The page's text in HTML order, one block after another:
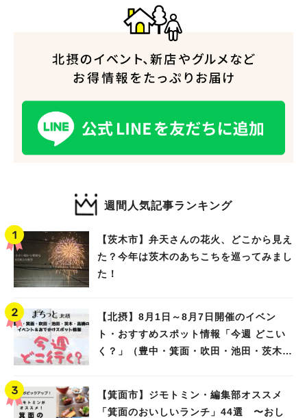
週間人気記事ランキング
【茨木市】弁天さんの花火、どこから見え
た？今年は茨木のあちこちを巡ってみまし
た！
【北摂】8月1日～8月7日開催のイベン
ト・おすすめスポット情報「今週 どこい
く？」（豊中・箕面・吹田・池田・茨木・
【箕面市】ジモトミン・編集部オススメ
「箕面のおいしいランチ」44選 〜おし
人気のキーワード
#自然とふれあう #ランチ#カフェ
#大阪学院大 商品開発プロジェクト
#あなたはどっち？